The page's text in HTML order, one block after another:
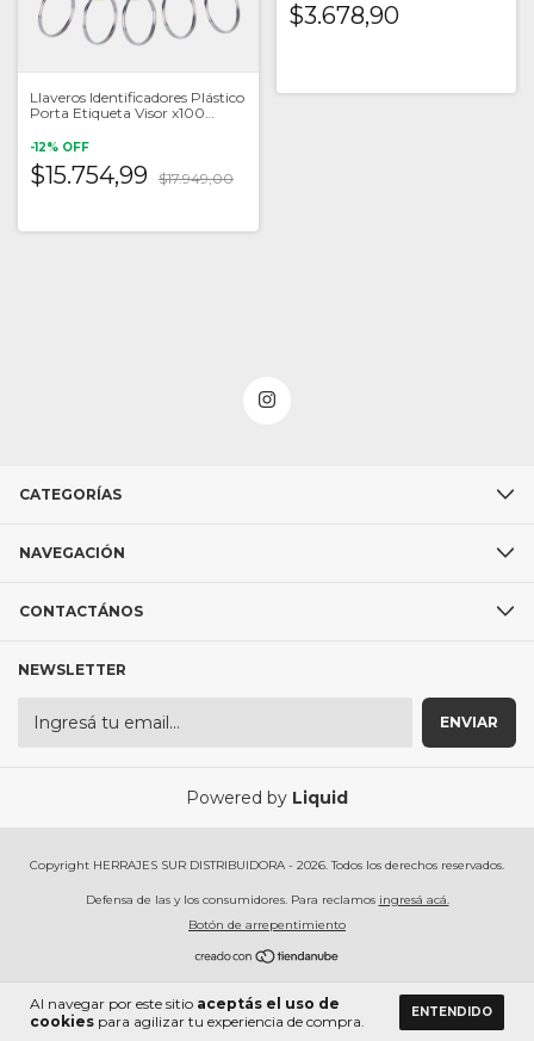
Al navegar por este sitio aceptás el uso de
cookies para agilizar tu experiencia de compra.
ENTENDIDO
Llaveros Identificadores Plástico
Porta Etiqueta Visor x100
-12% OFF
$15.754,99 $17.949,00
$3.678,90
CATEGORÍAS
NAVEGACIÓN
CONTACTÁNOS
NEWSLETTER
Powered by Liquid
Copyright HERRAJES SUR DISTRIBUIDORA - 2026. Todos los derechos reservados.
Defensa de las y los consumidores. Para reclamos ingresá acá.
Botón de arrepentimiento